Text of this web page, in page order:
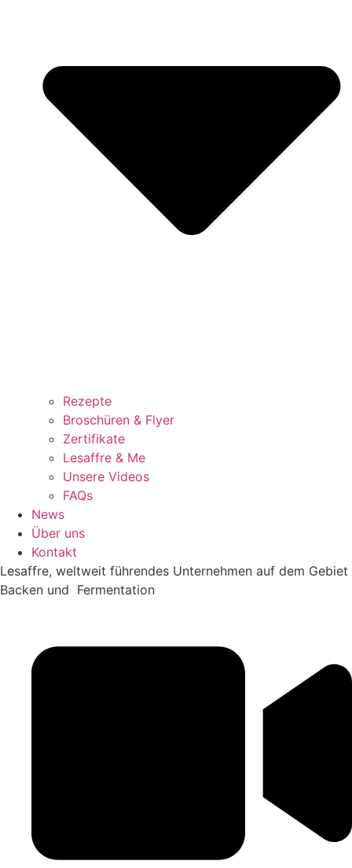
Rezepte
Broschüren & Flyer
Zertifikate
Lesaffre & Me
Unsere Videos
FAQs
News
Über uns
Kontakt
Lesaffre, weltweit führendes Unternehmen auf dem Gebiet
Backen und Fermentation